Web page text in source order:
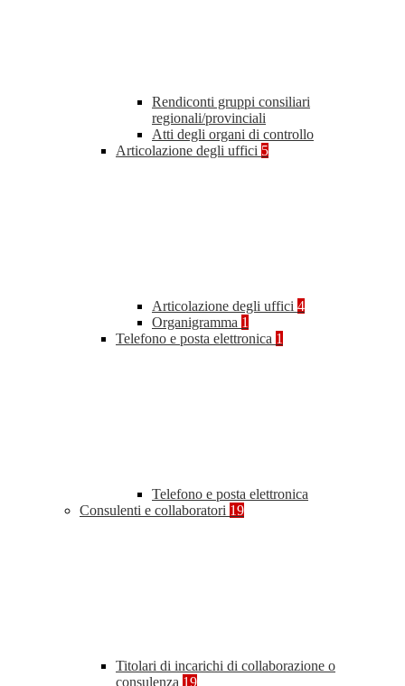
Rendiconti gruppi consiliari
regionali/provinciali
Atti degli organi di controllo
Articolazione degli uffici 5
Articolazione degli uffici 4
Organigramma 1
Telefono e posta elettronica 1
Telefono e posta elettronica
Consulenti e collaboratori 19
Titolari di incarichi di collaborazione o
consulenza 19